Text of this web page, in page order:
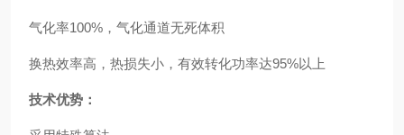
气化率100%，气化通道无死体积
换热效率高，热损失小，有效转化功率达95%以上
技术优势：